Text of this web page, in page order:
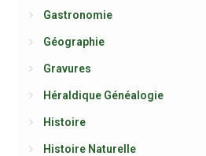
Gastronomie
Géographie
Gravures
Héraldique Généalogie
Histoire
Histoire Naturelle